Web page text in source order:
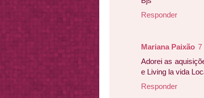
Responder
Mariana Paixão 7
Adorei as
e Living la vida
Responder